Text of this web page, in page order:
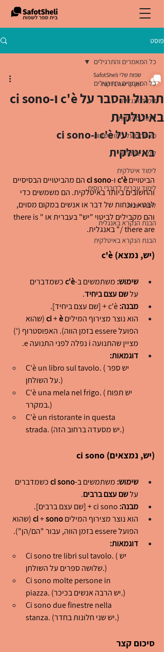
פוסט
כל המאמרים והתרגילים
לימוד אנגלית
לימוד ספרדית
מאמרים על לימוד שפות
לימוד צרפתית
לימוד איטלקית
לימוד עברית לדוברי רוסית
לימוד יוונית
הבנת הנקרא באנגלית
הבנת הנקרא באיטלקית
כל המאמרים והתרגילים
תרגול והסבר על c'è ו-ci sono
באיטלקית
שפות שלי SafotSheli
זמן קריאה 1 דקות
באיטלקית
הביטויים c'è ו-ci sono הם מהביטויים הבסיסיים
והחשובים ביותר באיטלקית. הם משמשים כדי
לבטא נוכחות של דבר או אנשים במקום מסוים,
והם מקבילים לביטוי "יש" בעברית או "there is
/ there are" באנגלית.
c'è (יש, נמצא)
שימוש: משתמשים ב-c'è כשמדברים
על שם עצם ביחיד.
מבנה:
הוא נוצר מצירוף המילים
ci + è
(שהוא
הפועל essere בזמן הווה). האפוסטרוף (')
מציין שהתנועה i נפלה לפני התנועה e.
דוגמאות:
C'è un libro sul tavolo. (יש ספר
על השולחן.)
C'è una mela nel frigo. (יש תפוח
במקרר.)
C'è un ristorante in questa
strada. (יש מסעדה ברחוב הזה.)
ci sono (יש, נמצאים)
שימוש: משתמשים ב-ci sono כשמדברים
על שם עצם ברבים.
מבנה:
הוא נוצר מצירוף המילים
ci + sono
(שהוא
הפועל essere בזמן הווה, עבור "הם/הן").
דוגמאות:
Ci sono tre libri sul tavolo. (יש
שלושה ספרים על השולחן.)
Ci sono molte persone in
piazza. (יש הרבה אנשים בכיכר.)
Ci sono due finestre nella
stanza. (יש שני חלונות בחדר.)
סיכום קצר